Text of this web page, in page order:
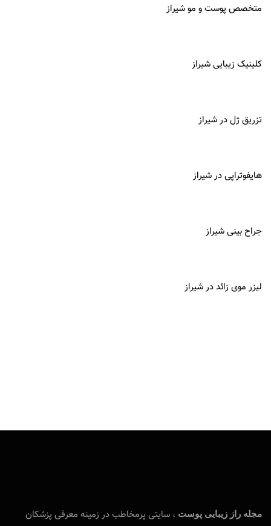
متخصص پوست و مو شیراز
کلینیک زیبایی شیراز
تزریق ژل در شیراز
هایفوتراپی در شیراز
جراح بینی شیراز
لیزر موی زائد در شیراز
مجله راز زیبایی پوست ، سایتی پرمخاطب در زمینه معرفی پزشکان